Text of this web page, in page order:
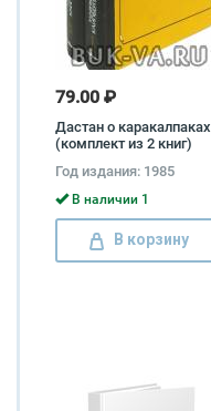
79.00 ₽
Дастан о каракалпаках
(комплект из 2 книг)
Каипбергенов
Год издания: 1985
В наличии 1
В корзину